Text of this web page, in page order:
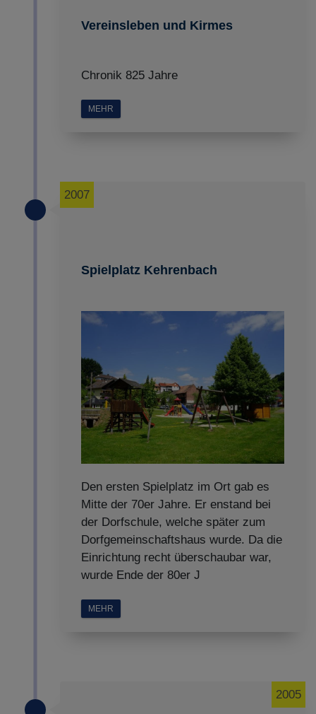
Vereinsleben und Kirmes
Chronik 825 Jahre
MEHR
Spielplatz Kehrenbach
2007
Den ersten Spielplatz im Ort gab es
Mitte der 70er Jahre. Er enstand bei
der Dorfschule, welche später zum
Dorfgemeinschaftshaus wurde. Da die
Einrichtung recht überschaubar war,
wurde Ende der 80er J
MEHR
2005